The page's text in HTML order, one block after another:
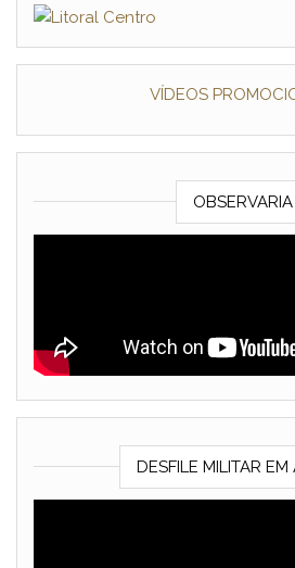
VÍDEOS
OBSERVARIA
DESFILE MILITAR EM